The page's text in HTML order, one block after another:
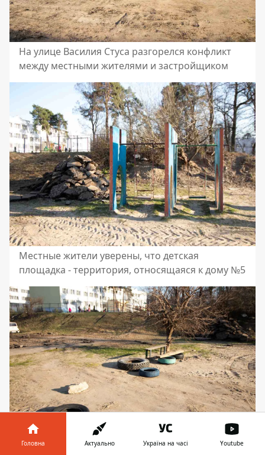
На улице Василия Стуса разгорелся конфликт
между местными жителями и застройщиком
Местные жители уверены, что детская
площадка - территория, относящаяся к дому №5
Головна Актуально Україна на часі Youtube